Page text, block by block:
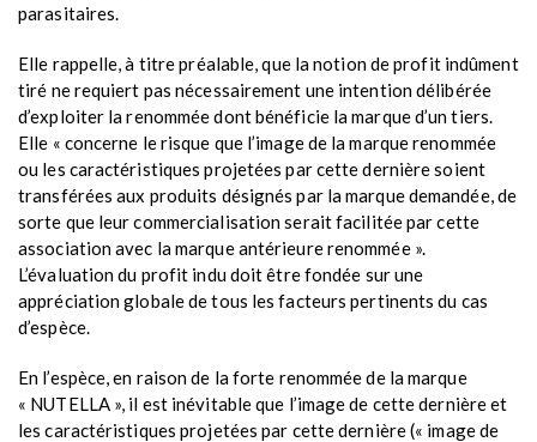
parasitaires.
Elle rappelle, à titre préalable, que la notion de profit indûment
tiré ne requiert pas nécessairement une intention délibérée
d’exploiter la renommée dont bénéficie la marque d’un tiers.
Elle « concerne le risque que l’image de la marque renommée
ou les caractéristiques projetées par cette dernière soient
transférées aux produits désignés par la marque demandée, de
sorte que leur commercialisation serait facilitée par cette
association avec la marque antérieure renommée ».
L’évaluation du profit indu doit être fondée sur une
appréciation globale de tous les facteurs pertinents du cas
d’espèce.
En l’espèce, en raison de la forte renommée de la marque
« NUTELLA », il est inévitable que l’image de cette dernière et
les caractéristiques projetées par cette dernière (« image de